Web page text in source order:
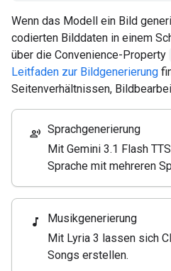
Wenn das Modell ein Bild
codierten Bilddaten in einem
über die Convenience-Property
Leitfaden zur Bildgenerierung
Seitenverhältnissen,
record_voice_over Sprachgenerierung
Mit Gemini 3.1 Flash
Sprache mit mehreren
music_note
Musikgenerierung
Mit Lyria 3 lassen sich
Songs erstellen.